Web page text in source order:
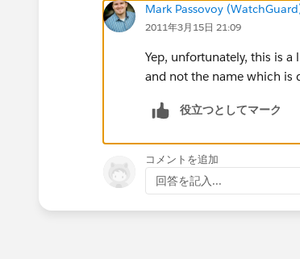
Mark Passovoy
2011年3月15日 21:09
Yep, unfortunately, this is
and not the name which is
役立つとしてマーク
コメントを追加
回答を記入...